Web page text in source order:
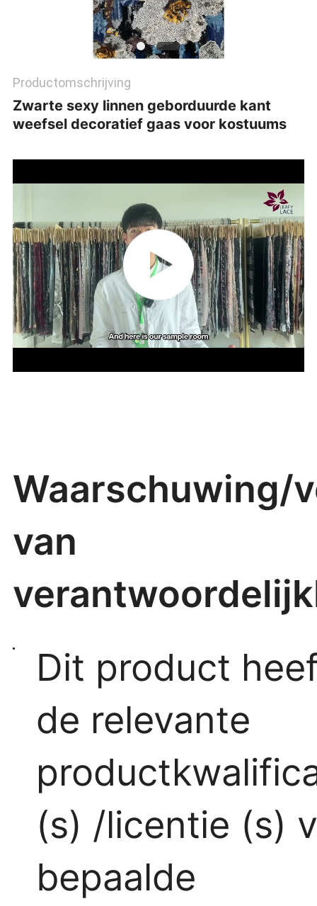
Productomschrijving
Zwarte sexy linnen geborduurde kant
weefsel decoratief gaas voor kostuums
Waarschuwing/
van
Dit product
de relevante
(s) /licentie (s)
bepaalde